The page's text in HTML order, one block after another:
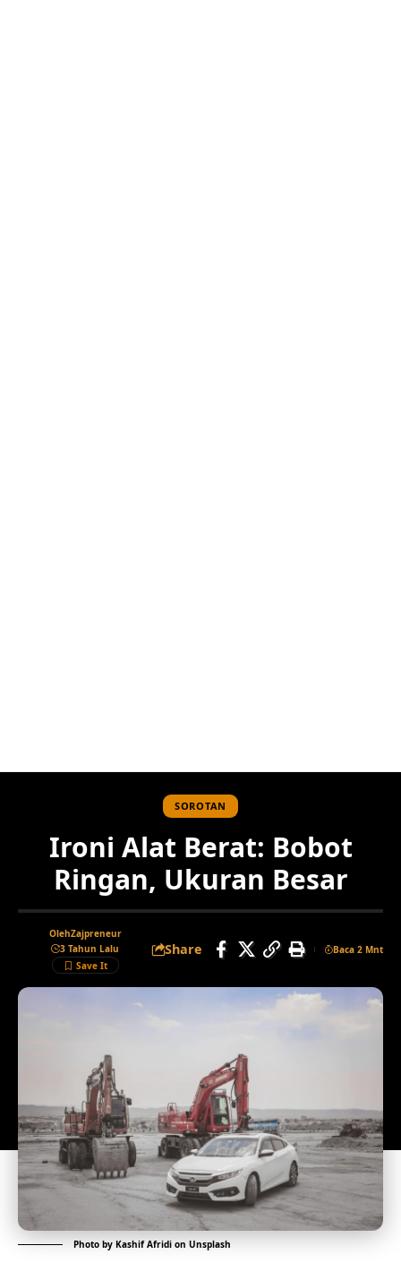
SOROTAN
Ironi Alat Berat: Bobot
Ringan, Ukuran Besar
OlehZajpreneur
3 Tahun Lalu
Share Baca 2 Mnt
Photo by Kashif Afridi on Unsplash